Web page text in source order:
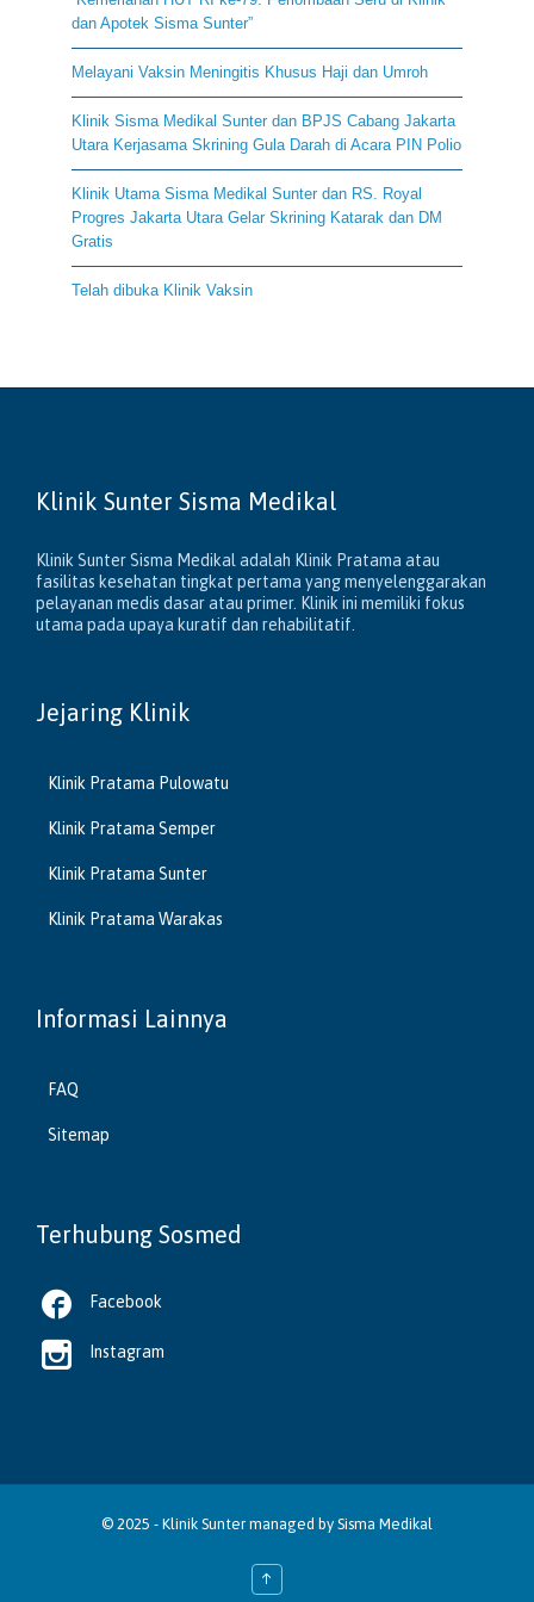
dan Apotek Sisma Sunter”
Melayani Vaksin Meningitis Khusus Haji dan Umroh
Klinik Sisma Medikal Sunter dan BPJS Cabang Jakarta
Utara Kerjasama Skrining Gula Darah di Acara PIN Polio
Klinik Utama Sisma Medikal Sunter dan RS. Royal
Progres Jakarta Utara Gelar Skrining Katarak dan DM
Gratis
Telah dibuka Klinik Vaksin
Klinik Sunter Sisma Medikal
Klinik Sunter Sisma Medikal adalah Klinik Pratama atau
fasilitas kesehatan tingkat pertama yang menyelenggarakan
pelayanan medis dasar atau primer. Klinik ini memiliki fokus
utama pada upaya kuratif dan rehabilitatif.
Jejaring Klinik
Klinik Pratama Pulowatu
Klinik Pratama Semper
Klinik Pratama Sunter
Klinik Pratama Warakas
Informasi Lainnya
FAQ
Sitemap
Terhubung Sosmed
 Facebook
 Instagram
© 2025 - Klinik Suntermanaged by Sisma Medikal
↑